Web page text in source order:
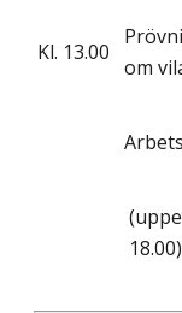
Kl. 13.00
om
18.00)